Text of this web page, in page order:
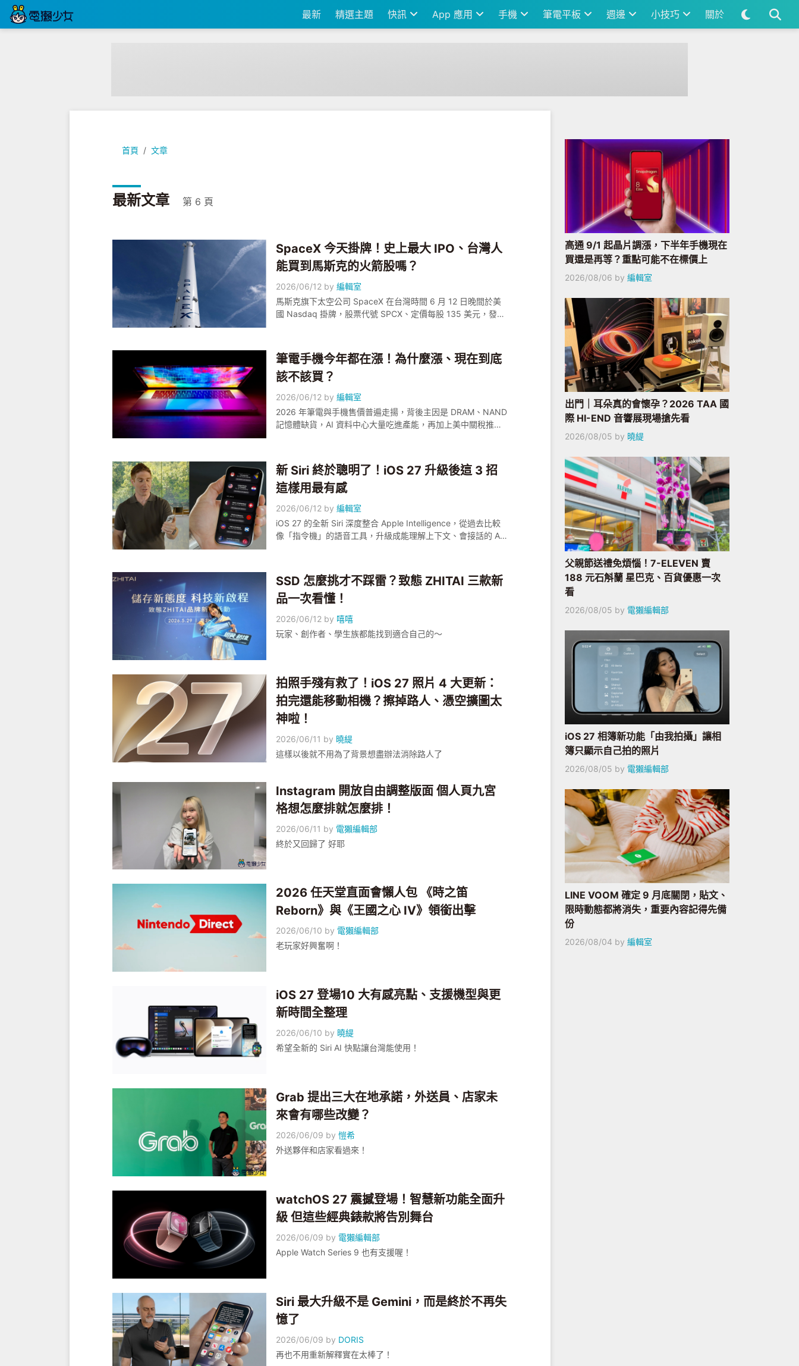
最新 精選主題 快訊 App 應用 手機 筆電平板 週邊 小技巧 關於
首頁 文章
最新文章 第 6 頁
SpaceX 今天掛牌！史上最大 IPO、台灣人
能買到馬斯克的火箭股嗎？
2026/06/12 by編輯室
馬斯克旗下太空公司 SpaceX 在台灣時間 6 月 12 日晚間於美
國 Nasdaq 掛牌，股票代號 SPCX、定價每股 135 美元，發行
到底是什麼、台灣投資人有哪些管道可以買，以及新股上市初
期要注意哪些波動風險。
筆電手機今年都在漲！為什麼漲、現在到底
該不該買？
2026/06/12 by編輯室
2026 年筆電與手機售價普遍走揚，背後主因是 DRAM、NAND
記憶體缺貨，AI 資料中心大量吃進產能，再加上美中關稅推升
下半年缺貨情況可能更嚴峻，最近有換機需求的獺友，真的要
先算一下預算了。
新 Siri 終於聰明了！iOS 27 升級後這 3 招
這樣用最有感
2026/06/12 by編輯室
iOS 27 的全新 Siri 深度整合 Apple Intelligence，從過去比較
像「指令機」的語音工具，升級成能理解上下文、會接話的 AI
龍式連續對話、幫你讀訊息並口述回覆、看著照片或螢幕找資
訊。目前新 Siri 還在 Developer Beta 階段，正式版預計秋季推
出，功能仍以 Apple 官方公告為準
SSD 怎麼挑才不踩雷？致態 ZHITAI 三款新
品一次看懂！
2026/06/12 by 嘻嘻
玩家、創作者、學生族都能找到適合自己的～
拍照手殘有救了！iOS 27 照片 4 大更新：
拍完還能移動相機？擦掉路人、憑空擴圖太
神啦！
2026/06/11 by 曉緹
這樣以後就不用為了背景想盡辦法消除路人了
Instagram 開放自由調整版面 個人頁九宮
格想怎麼排就怎麼排！
2026/06/11 by 電獺編輯部
終於又回歸了 好耶
2026 任天堂直面會懶人包 《時之笛
Reborn》與《王國之心 IV》領銜出擊
2026/06/10 by 電獺編輯部
老玩家好興奮啊！
iOS 27 登場10 大有感亮點、支援機型與更
新時間全整理
2026/06/10 by 曉緹
希望全新的 Siri AI 快點讓台灣能使用！
Grab 提出三大在地承諾，外送員、店家未
來會有哪些改變？
2026/06/09 by愷希
外送夥伴和店家看過來！
watchOS 27 震撼登場！智慧新功能全面升
級 但這些經典錶款將告別舞台
2026/06/09 by 電獺編輯部
Apple Watch Series 9 也有支援喔！
Siri 最大升級不是 Gemini，而是終於不再失
憶了
2026/06/09 by DORIS
再也不用重新解釋實在太棒了！
高通 9/1 起晶片調漲，下半年手機現在
買還是再等？重點可能不在標價上
2026/08/06 by 編輯室
出門｜耳朵真的會懷孕？2026 TAA 國
際 HI-END 音響展現場搶先看
2026/08/05 by 曉緹
父親節送禮免煩惱！7-ELEVEN 賣
188 元石斛蘭 星巴克、百貨優惠一次
看
2026/08/05 by 電獺編輯部
iOS 27 相簿新功能「由我拍攝」讓相
簿只顯示自己拍的照片
2026/08/05 by 電獺編輯部
LINE VOOM 確定 9 月底關閉，貼文、
限時動態都將消失，重要內容記得先備
份
2026/08/04 by 編輯室